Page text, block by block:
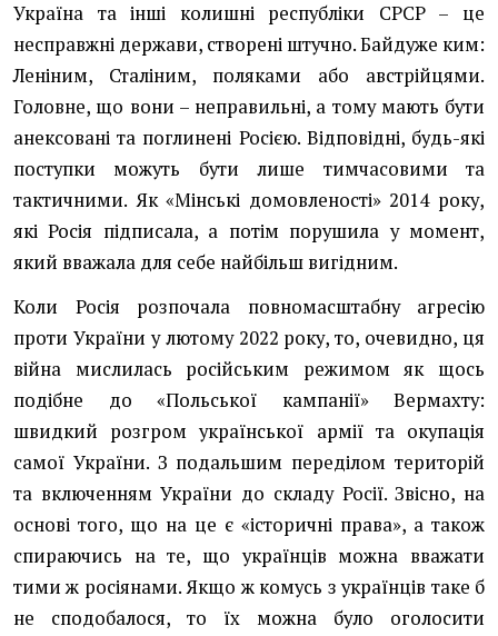
Україна та інші колишні республіки СРСР – це
несправжні держави, створені штучно. Байдуже ким:
Леніним, Сталіним, поляками або австрійцями.
Головне, що вони – неправильні, а тому мають бути
анексовані та поглинені Росією. Відповідні, будь-які
поступки можуть бути лише тимчасовими та
тактичними. Як «Мінські домовленості» 2014 року,
які Росія підписала, а потім порушила у момент,
який вважала для себе найбільш вигідним.
Коли Росія розпочала повномасштабну агресію
проти України у лютому 2022 року, то, очевидно, ця
війна мислилась російським режимом як щось
подібне до «Польської кампанії» Вермахту:
швидкий розгром української армії та окупація
самої України. З подальшим переділом територій
та включенням України до складу Росії. Звісно, на
основі того, що на це є «історичні права», а також
спираючись на те, що українців можна вважати
тими ж росіянами. Якщо ж комусь з українців таке б
не сподобалося, то їх можна було оголосити